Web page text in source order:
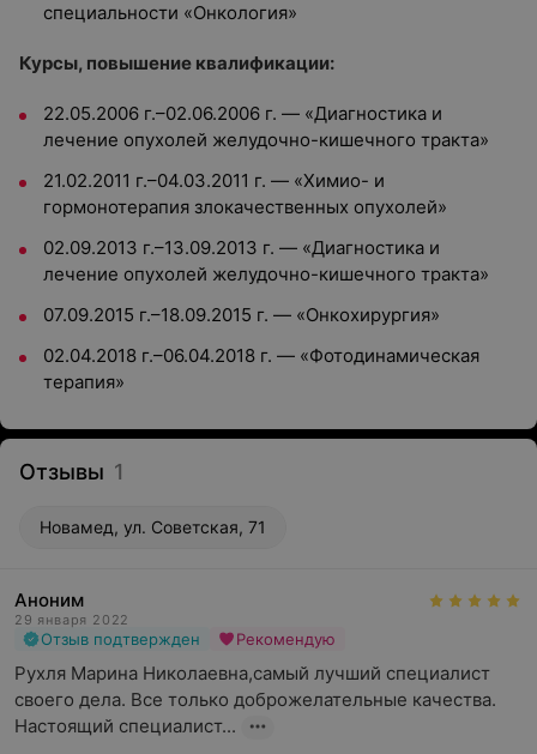
специальности «Онкология»
Курсы, повышение квалификации:
22.05.2006 г.–02.06.2006 г. — «Диагностика и
лечение опухолей желудочно-кишечного тракта»
21.02.2011 г.–04.03.2011 г. — «Химио- и
гормонотерапия злокачественных опухолей»
02.09.2013 г.–13.09.2013 г. — «Диагностика и
лечение опухолей желудочно-кишечного тракта»
07.09.2015 г.–18.09.2015 г. — «Онкохирургия»
02.04.2018 г.–06.04.2018 г. — «Фотодинамическая
терапия»
Отзывы 1
Новамед, ул. Советская, 71
Аноним
29 января 2022
Отзыв подтвержден Рекомендую
Рухля Марина Николаевна,самый лучший специалист
своего дела. Все только доброжелательные качества.
Настоящий специалист...